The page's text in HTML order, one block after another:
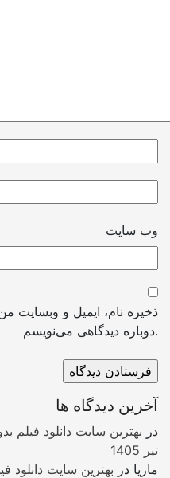
وب سایت
ذخیره نام، ایمیل و وبسایت
دوباره دیدگاهی می‌نویسم.
آخرین دیدگاه ها
در بهترین سایت دانلود فیلم
تیر 1405
ماریا در بهترین سایت دانلود